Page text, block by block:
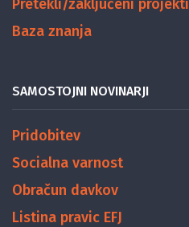
Pretekli/zaključeni projekti
Baza znanja
SAMOSTOJNI NOVINARJI
Pridobitev
Socialna varnost
Obračun davkov
Listina pravic EFJ